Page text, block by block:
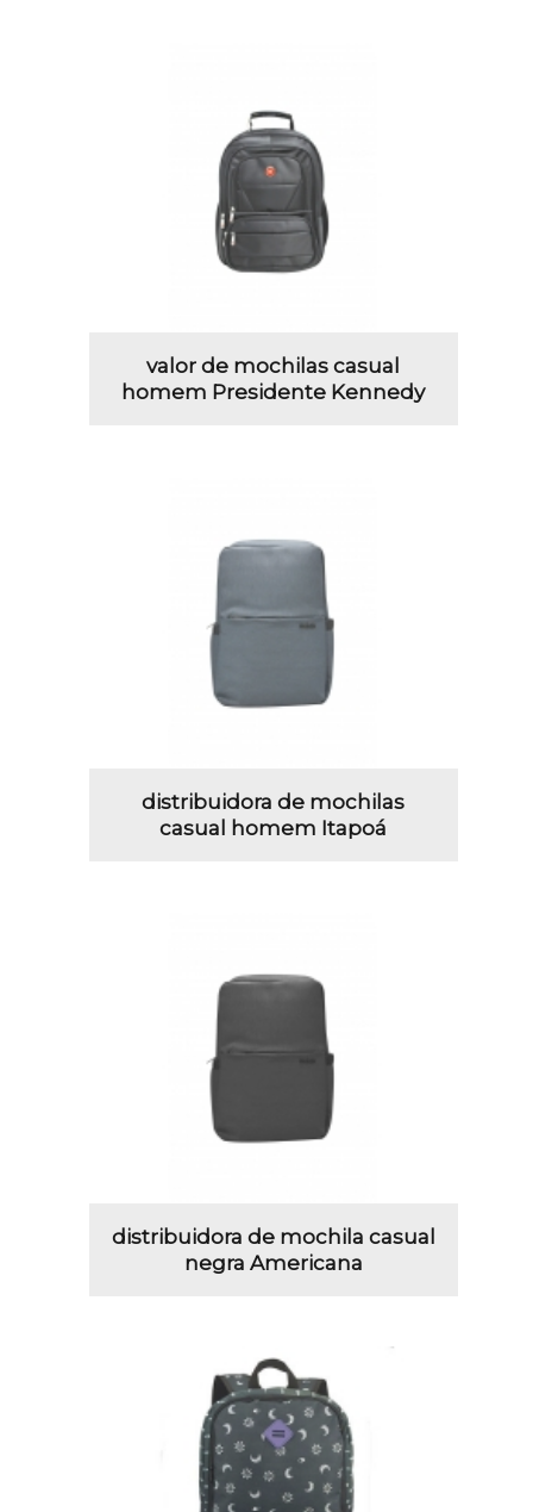
valor de mochilas casual
homem Presidente Kennedy
distribuidora de mochilas
casual homem Itapoá
distribuidora de mochila casual
negra Americana